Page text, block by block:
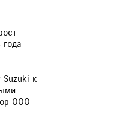
Suzuki к
ООО